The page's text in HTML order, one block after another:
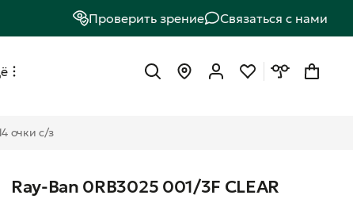
Проверить зрение Связаться с нами
очки с/з
Ray-Ban 0RB3025 001/3F CLEAR